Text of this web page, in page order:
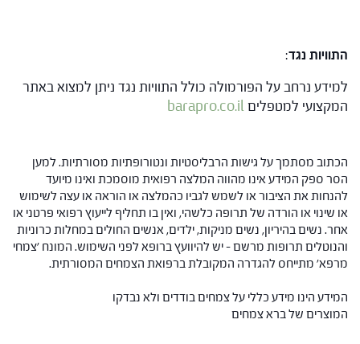
התוויות נגד:
למידע נרחב על הפורמולה כולל התוויות נגד ניתן למצוא באתר
המקצועי למטפליםbarapro.co.il
הכתוב מסתמך על גישות הרבליסטיות ונטורופתיות מסורתיות. למען
הסר ספק המידע אינו מהווה המלצה רפואית מוסמכת ואינו מיועד
להנחות את הציבור או לשמש לגביו כהמלצה או הוראה או עצה לשימוש
או שינוי או הורדה של תרופה כלשהי, ואין בו תחליף לייעוץ רפואי פרטני או
אחר. נשים בהיריון, נשים מניקות, ילדים, אנשים החולים במחלות כרוניות
והנוטלים תרופות מרשם – יש להיוועץ ברופא לפני השימוש. המונח 'צמחי
מרפא' מתייחס להגדרה המקובלת ברפואת הצמחים המסורתית.
המידע הינו מידע כללי על צמחים בודדים ולא נבדקו
המוצרים של ברא צמחים